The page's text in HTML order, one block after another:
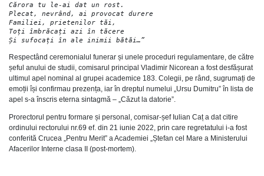
Cărora tu le-ai dat un rost.
Plecat, nevrând, ai provocat durere
Familiei, prietenilor tăi,
Toți îmbrăcați azi în tăcere
Și sufocați în ale inimii bătăi…”
Respectând ceremonialul funerar și unele proceduri regulamentare, de către
șeful anului de studii, comisarul principal Vladimir Nicorean a fost desfășurat
ultimul apel nominal al grupei academice 183. Colegii, pe rând, sugrumați de
emoții își confirmau prezența, iar în dreptul numelui „Ursu Dumitru” în lista de
apel s-a înscris eterna sintagmă – „Căzut la datorie”.
Prorectorul pentru formare și personal, comisar-șef Iulian Caț a dat citire
ordinului rectorului nr.69 ef. din 21 iunie 2022, prin care regretatului i-a fost
conferită Crucea „Pentru Merit” a Academiei „Ștefan cel Mare a Ministerului
Afacerilor Interne clasa II (post-mortem).